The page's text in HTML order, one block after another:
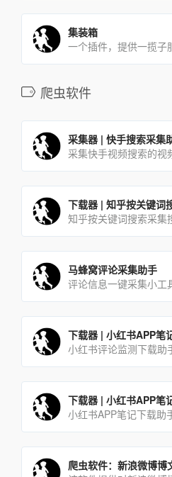
集装箱
一个插件，提供一揽子
爬虫软件
采集快手视频搜索的视
知乎按关键词搜索采集
马蜂窝评论采集助手
下载器 | 小红书APP笔
下载器 | 小红书APP笔
爬虫软件：新浪微博博